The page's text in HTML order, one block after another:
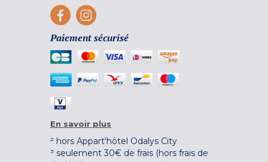
Paiement sécurisé
En savoir plus
² hors Appart'hôtel Odalys City
³ seulement 30€ de frais (hors frais de